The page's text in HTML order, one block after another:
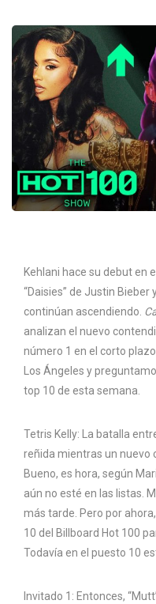
Kehlani hace su debut en
“Daisies” de Justin Bieber
continúan ascendiendo.
analizan el nuevo
número 1 en el corto
Los Ángeles y
top 10 de esta semana.
Tetris Kelly: La batalla
reñida mientras un nuevo
Bueno, es hora, según
aún no esté en las listas.
más tarde. Pero por
10 del Billboard Hot 100
Todavía en el puesto 10
Invitado 1: Entonces,